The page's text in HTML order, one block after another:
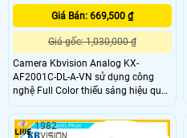
Giá Bán: 669,500 ₫
Giá gốc: 1,030,000 ₫
Camera Kbvision Analog KX-
AF2001C-DL-A-VN sử dụng công
nghệ Full Color thiếu sáng hiệu quả
ở khoảng cách 20m ban đêm được
Thiết kế thẩm mỹ chất lượng cao với
công nghệ AHD CVI TVI BCS HD
1982